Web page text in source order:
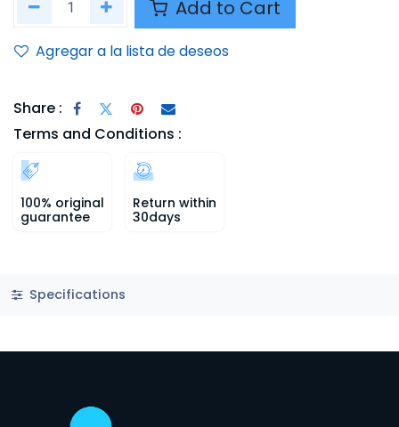
Add to Cart
Agregar a la lista de deseos
Share :
Terms and Conditions :
100% original
guarantee
Return within
30days
Specifications